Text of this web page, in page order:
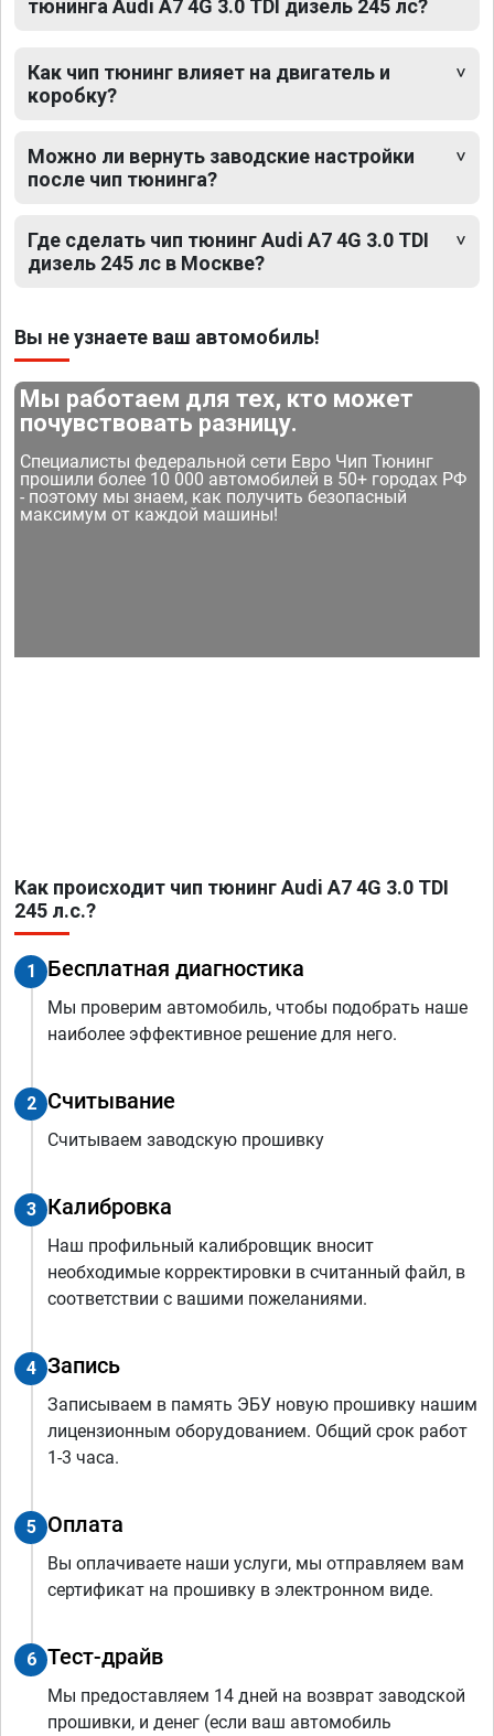
тюнинга Audi A7 4G 3.0 TDI дизель 245 лс?
Как чип тюнинг влияет на двигатель и
коробку?
Можно ли вернуть заводские настройки
после чип тюнинга?
Где сделать чип тюнинг Audi A7 4G 3.0 TDI
дизель 245 лс в Москве?
Вы не узнаете ваш автомобиль!
Мы работаем для тех, кто может
почувствовать разницу.
Специалисты федеральной сети Евро Чип Тюнинг
прошили более 10 000 автомобилей в 50+ городах РФ
- поэтому мы знаем, как получить безопасный
максимум от каждой машины!
Как происходит чип тюнинг Audi A7 4G 3.0 TDI
245 л.с.?
1 Бесплатная диагностика
Мы проверим автомобиль, чтобы подобрать наше
наиболее эффективное решение для него.
2 Считывание
Считываем заводскую прошивку
3 Калибровка
Наш профильный калибровщик вносит
необходимые корректировки в считанный файл, в
соответствии с вашими пожеланиями.
4 Запись
Записываем в память ЭБУ новую прошивку нашим
лицензионным оборудованием. Общий срок работ
1-3 часа.
5 Оплата
Вы оплачиваете наши услуги, мы отправляем вам
сертификат на прошивку в электронном виде.
6 Тест-драйв
Мы предоставляем 14 дней на возврат заводской
прошивки, и денег (если ваш автомобиль